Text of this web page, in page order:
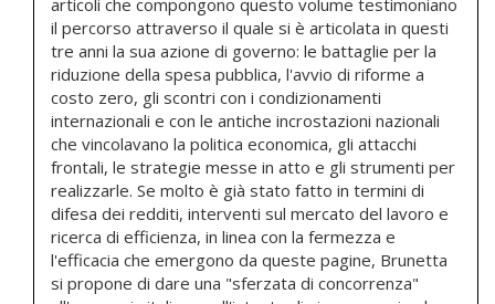
articoli che compongono questo volume testimoniano
il percorso attraverso il quale si è articolata in questi
tre anni la sua azione di governo: le battaglie per la
riduzione della spesa pubblica, l'avvio di riforme a
costo zero, gli scontri con i condizionamenti
internazionali e con le antiche incrostazioni nazionali
che vincolavano la politica economica, gli attacchi
frontali, le strategie messe in atto e gli strumenti per
realizzarle. Se molto è già stato fatto in termini di
difesa dei redditi, interventi sul mercato del lavoro e
ricerca di efficienza, in linea con la fermezza e
l'efficacia che emergono da queste pagine, Brunetta
si propone di dare una "sferzata di concorrenza"